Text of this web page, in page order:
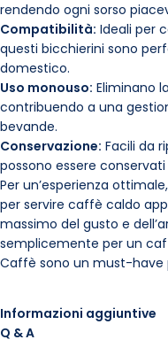
rendendo ogni sorso
Compatibilità: Ideali per
questi bicchierini sono
domestico.
Uso monouso: Eliminano
contribuendo a una
bevande.
Conservazione: Facili da
possono essere
Per un’esperienza
per servire caffè caldo
massimo del gusto e
semplicemente per un
Caffè sono un must-
Informazioni aggiuntive
Q & A